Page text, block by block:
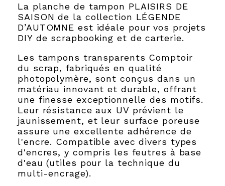
La planche de tampon PLAISIRS DE
SAISON de la collection LÉGENDE
D’AUTOMNE est idéale pour vos projets
DIY de scrapbooking et de carterie.
Les tampons transparents Comptoir
du scrap, fabriqués en qualité
photopolymère, sont conçus dans un
matériau innovant et durable, offrant
une finesse exceptionnelle des motifs.
Leur résistance aux UV prévient le
jaunissement, et leur surface poreuse
assure une excellente adhérence de
l'encre. Compatible avec divers types
d'encres, y compris les feutres à base
d'eau (utiles pour la technique du
multi-encrage).